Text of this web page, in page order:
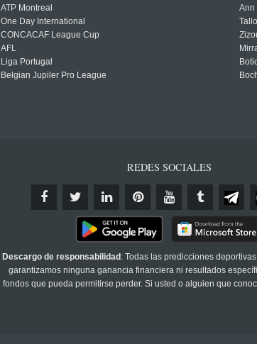
ATP Montreal
One Day International
CONCACAF League Cup
AFL
Liga Portugal
Belgian Jupiler Pro League
Ann
REDES SOCIALES
Descargo de responsabilidad : Todas las predicciones
garantizamos ninguna ganancia financiera ni resultados
fondos que pueda permitirse perder. Si usted o alguien que